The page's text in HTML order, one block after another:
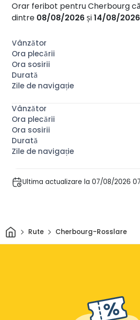
Orar feribot pentru Cherbourg
dintre 08/08/2026și14/08/2026
Ultima actualizare la 07/08/2026
AcasăRute Cherbourg-Rosslare